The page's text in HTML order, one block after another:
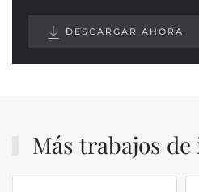
DESCARGAR AHORA
Más trabajos